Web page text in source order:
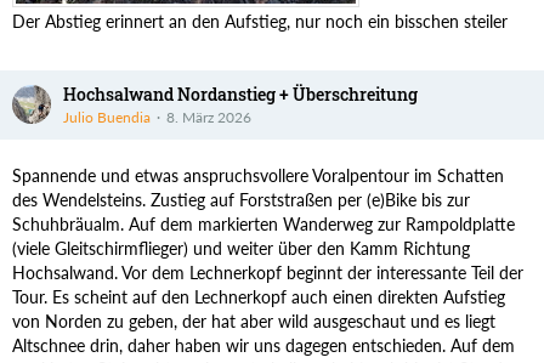
Der Abstieg erinnert an den Aufstieg, nur noch ein bisschen steiler
Hochsalwand Nordanstieg + Überschreitung
Julio Buendia 8. März 2026
Spannende und etwas anspruchsvollere Voralpentour im Schatten
des Wendelsteins. Zustieg auf Forststraßen per (e)Bike bis zur
Schuhbräualm. Auf dem markierten Wanderweg zur Rampoldplatte
(viele Gleitschirmflieger) und weiter über den Kamm Richtung
Hochsalwand. Vor dem Lechnerkopf beginnt der interessante Teil der
Tour. Es scheint auf den Lechnerkopf auch einen direkten Aufstieg
von Norden zu geben, der hat aber wild ausgeschaut und es liegt
Altschnee drin, daher haben wir uns dagegen entschieden. Auf dem